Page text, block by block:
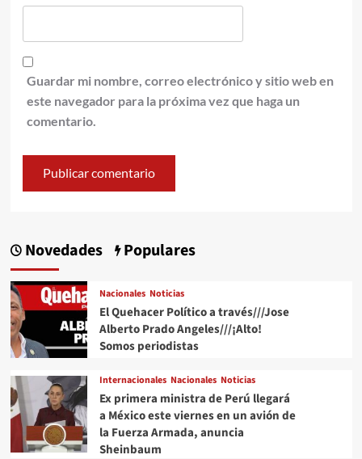
Guardar mi nombre, correo electrónico y sitio web en
este navegador para la próxima vez que haga un
comentario.
Novedades Populares
Nacionales Noticias
El Quehacer Político a través///Jose
Alberto Prado Angeles///¡Alto!
Somos periodistas
Internacionales Nacionales Noticias
Ex primera ministra de Perú llegará
a México este viernes en un avión de
la Fuerza Armada, anuncia
Sheinbaum